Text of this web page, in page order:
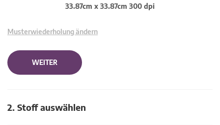
33.87cm x 33.87cm 300 dpi
Musterwiederholung ändern
WEITER
2. Stoff auswählen